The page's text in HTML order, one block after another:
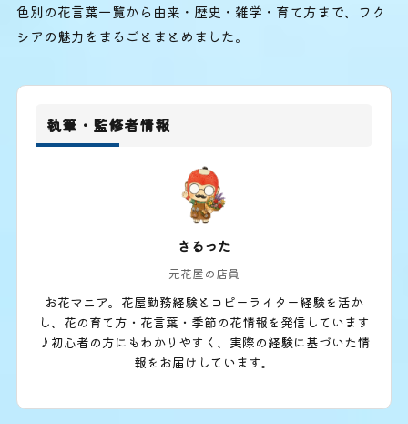
色別の花言葉一覧から由来・歴史・雑学・育て方まで、フク
シアの魅力をまるごとまとめました。
執筆・監修者情報
さるった
元花屋の店員
お花マニア。花屋勤務経験とコピーライター経験を活か
し、花の育て方・花言葉・季節の花情報を発信しています
♪初心者の方にもわかりやすく、実際の経験に基づいた情
報をお届けしています。